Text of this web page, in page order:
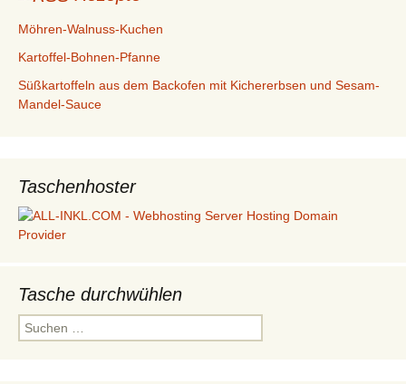
Möhren-Walnuss-Kuchen
Kartoffel-Bohnen-Pfanne
Süßkartoffeln aus dem Backofen mit Kichererbsen und Sesam-
Mandel-Sauce
Taschenhoster
Tasche durchwühlen
Suchen
nach: